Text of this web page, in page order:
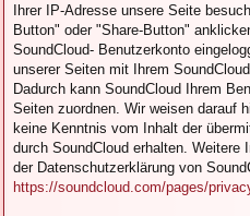
Ihrer IP-Adresse unsere Seite
Button" oder "Share-Button"
SoundCloud- Benutzerkonto
unserer Seiten mit Ihrem
Dadurch kann SoundCloud Ihrem
Seiten zuordnen. Wir weisen darauf
keine Kenntnis vom Inhalt der
durch SoundCloud erhalten. Weitere
der Datenschutzerklärung von
https://soundcloud.com/pages/